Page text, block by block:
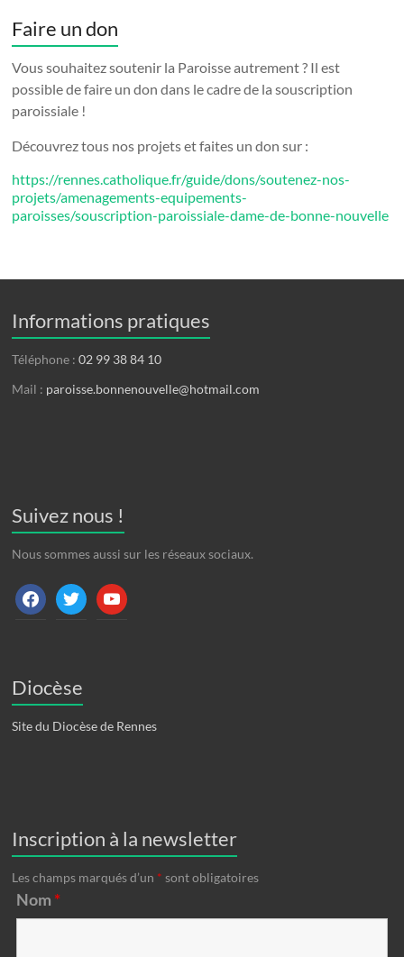
Faire un don
Vous souhaitez soutenir la Paroisse autrement ? Il est
possible de faire un don dans le cadre de la souscription
paroissiale !
Découvrez tous nos projets et faites un don sur :
https://rennes.catholique.fr/guide/dons/soutenez-nos-
projets/amenagements-equipements-
paroisses/souscription-paroissiale-dame-de-bonne-nouvelle
Informations pratiques
Téléphone :02 99 38 84 10
Mail : paroisse.bonnenouvelle@hotmail.com
Suivez nous !
Nous sommes aussi sur les réseaux sociaux.
facebooktwitter youtube
Diocèse
Site du Diocèse de Rennes
Inscription à la newsletter
Les champs marqués d’un * sont obligatoires
Nom *